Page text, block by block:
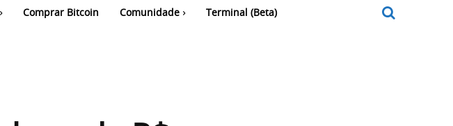
Comprar Bitcoin Comunidade Terminal (Beta)